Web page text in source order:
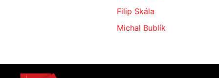
Filip Skála
Michal Bublík